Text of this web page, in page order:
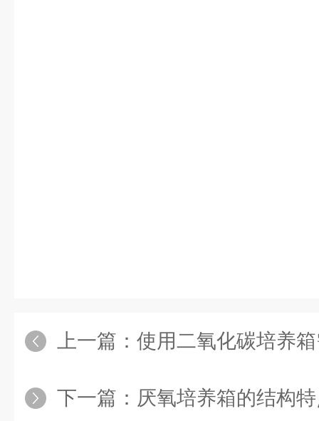
上一篇： 使用二氧化碳培养箱需
下一篇： 厌氧培养箱的结构